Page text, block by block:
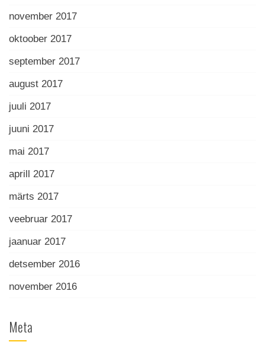
november 2017
oktoober 2017
september 2017
august 2017
juuli 2017
juuni 2017
mai 2017
aprill 2017
märts 2017
veebruar 2017
jaanuar 2017
detsember 2016
november 2016
Meta